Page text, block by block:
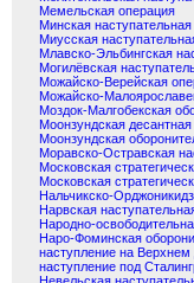
Мемельская операция
Минская
Миусская
Млавско-Эльбингская
Могилёвская
Можайско-Верейская
Можайско-
Моздок-Малгобекская
Моонзундская
Моонзундская
Моравско-Остравская
Московская
Московская
Нальчикско-
Нарвская
Народно-
Наро-Фоминская
наступление на Верхнем
наступление под